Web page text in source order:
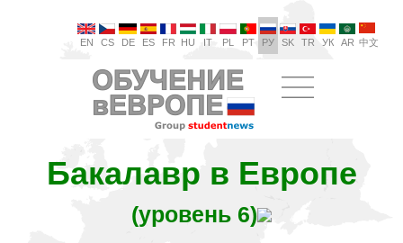
EN CS DE ES FR HU IT PL PT РУ SK TR УК AR 中文
Бакалавр в Европе
(уровень 6)